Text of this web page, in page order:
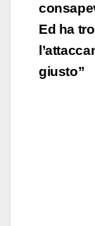
Ed ha
giusto”